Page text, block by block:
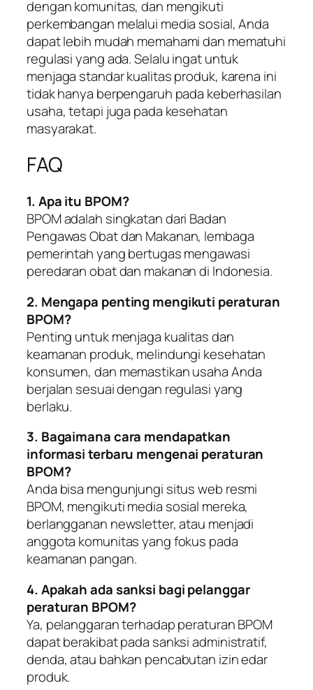
dengan komunitas, dan mengikuti
perkembangan melalui media sosial, Anda
dapat lebih mudah memahami dan mematuhi
regulasi yang ada. Selalu ingat untuk
menjaga standar kualitas produk, karena ini
tidak hanya berpengaruh pada keberhasilan
usaha, tetapi juga pada kesehatan
masyarakat.
FAQ
1. Apa itu BPOM?
BPOM adalah singkatan dari Badan
Pengawas Obat dan Makanan, lembaga
pemerintah yang bertugas mengawasi
peredaran obat dan makanan di Indonesia.
2. Mengapa penting mengikuti peraturan
BPOM?
Penting untuk menjaga kualitas dan
keamanan produk, melindungi kesehatan
konsumen, dan memastikan usaha Anda
berjalan sesuai dengan regulasi yang
berlaku.
3. Bagaimana cara mendapatkan
informasi terbaru mengenai peraturan
BPOM?
Anda bisa mengunjungi situs web resmi
BPOM, mengikuti media sosial mereka,
berlangganan newsletter, atau menjadi
anggota komunitas yang fokus pada
keamanan pangan.
4. Apakah ada sanksi bagi pelanggar
peraturan BPOM?
Ya, pelanggaran terhadap peraturan BPOM
dapat berakibat pada sanksi administratif,
denda, atau bahkan pencabutan izin edar
produk.